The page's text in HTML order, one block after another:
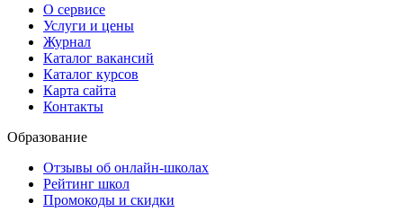
О сервисе
Услуги и цены
Журнал
Каталог вакансий
Каталог курсов
Карта сайта
Контакты
Образование
Отзывы об онлайн-школах
Рейтинг школ
Промокоды и скидки